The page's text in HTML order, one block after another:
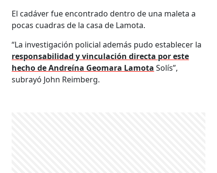
El cadáver fue encontrado dentro de una maleta a
pocas cuadras de la casa de Lamota.
“La investigación policial además pudo establecer la
responsabilidad y vinculación directa por este
hecho de Andreína Geomara Lamota Solís”,
subrayó John Reimberg.